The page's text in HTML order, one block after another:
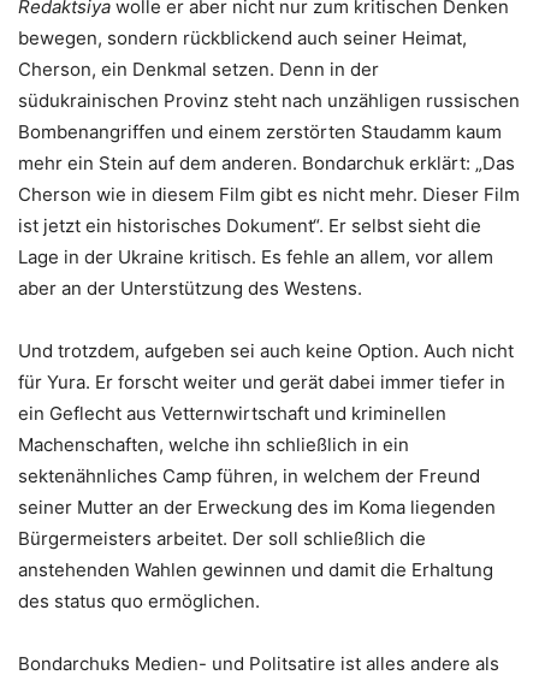
Redaktsiya wolle er aber nicht nur zum kritischen Denken
bewegen, sondern rückblickend auch seiner Heimat,
Cherson, ein Denkmal setzen. Denn in der
südukrainischen Provinz steht nach unzähligen russischen
Bombenangriffen und einem zerstörten Staudamm kaum
mehr ein Stein auf dem anderen. Bondarchuk erklärt: „Das
Cherson wie in diesem Film gibt es nicht mehr. Dieser Film
ist jetzt ein historisches Dokument“. Er selbst sieht die
Lage in der Ukraine kritisch. Es fehle an allem, vor allem
aber an der Unterstützung des Westens.
Und trotzdem, aufgeben sei auch keine Option. Auch nicht
für Yura. Er forscht weiter und gerät dabei immer tiefer in
ein Geflecht aus Vetternwirtschaft und kriminellen
Machenschaften, welche ihn schließlich in ein
sektenähnliches Camp führen, in welchem der Freund
seiner Mutter an der Erweckung des im Koma liegenden
Bürgermeisters arbeitet. Der soll schließlich die
anstehenden Wahlen gewinnen und damit die Erhaltung
des status quo ermöglichen.
Bondarchuks Medien- und Politsatire ist alles andere als